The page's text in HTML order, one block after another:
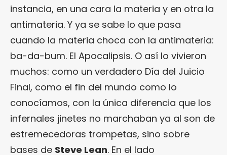
instancia, en una cara la materia y en otra la
antimateria. Y ya se sabe lo que pasa
cuando la materia choca con la antimateria:
ba-da-bum. El Apocalipsis. O así lo vivieron
muchos: como un verdadero Día del Juicio
Final, como el fin del mundo como lo
conocíamos, con la única diferencia que los
infernales jinetes no marchaban ya al son de
estremecedoras trompetas, sino sobre
bases de Steve Lean. En el lado